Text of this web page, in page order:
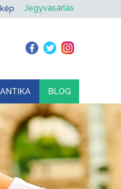
Jegyvásárlás
BLOG